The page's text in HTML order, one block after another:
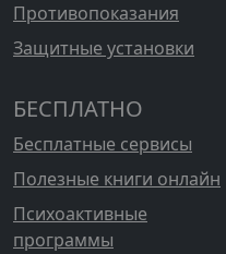
Противопоказания
Защитные установки
БЕСПЛАТНО
Бесплатные сервисы
Полезные книги онлайн
Психоактивные
программы